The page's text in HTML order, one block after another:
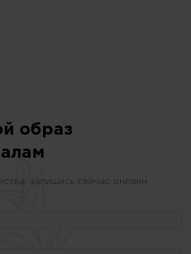
образ
запишись сейчас онлайн